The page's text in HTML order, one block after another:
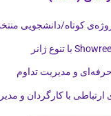
کوتاه/دانشجویی
و مدیریت تداوم
با کارگردان و